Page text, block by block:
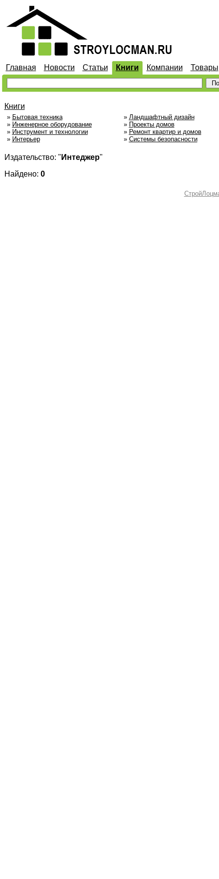
Главная Новости Статьи Книги Компании Товары
Книги
» Бытовая техника
» Инженерное оборудование
» Инструмент и технологии
» Интерьер
» Ландшафтный дизайн
» Проекты домов
» Ремонт квартир и домов
» Системы безопасности
Издательство: " Интеджер"
Найдено: 0